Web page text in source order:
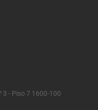
3 - Piso 7 1600-100